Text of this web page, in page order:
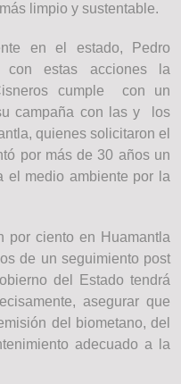
limpio y sustentable.
en el estado, Pedro
con estas acciones la
cumple con un
campaña con las y los
quienes solicitaron el
por más de 30 años un
medio ambiente por la
por ciento en Huamantla
de un seguimiento post
del Estado tendrá
asegurar que
del biometano, del
adecuado a la